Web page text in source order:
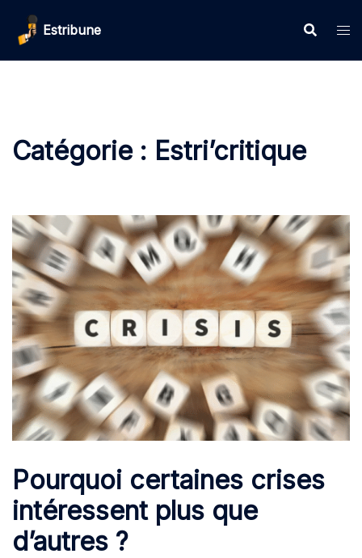
Estribune
Catégorie : Estri’critique
Pourquoi certaines crises
intéressent plus que
d’autres ?